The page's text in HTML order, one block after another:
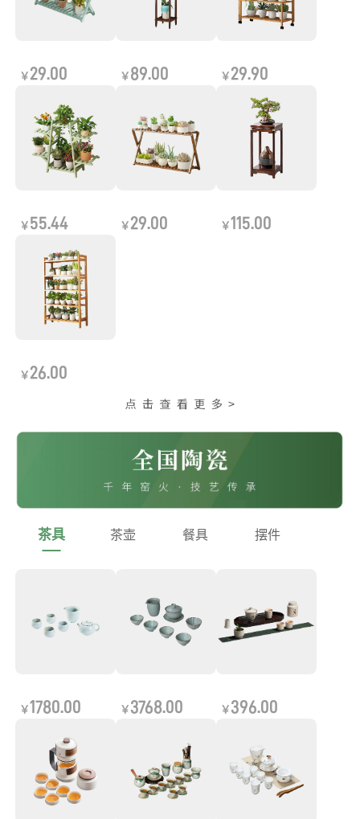
￥ 29.00 ￥ 89.00 ￥ 29.90
￥ 55.44 ￥ 29.00 ￥115.00
￥ 26.00
茶具 茶壶 餐具 摆件
￥1780.00 ￥ 3768.00 ￥ 396.00